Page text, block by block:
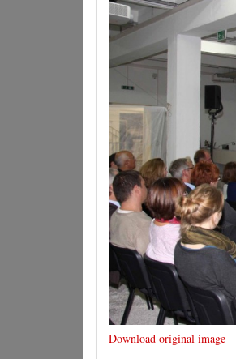
Download original image